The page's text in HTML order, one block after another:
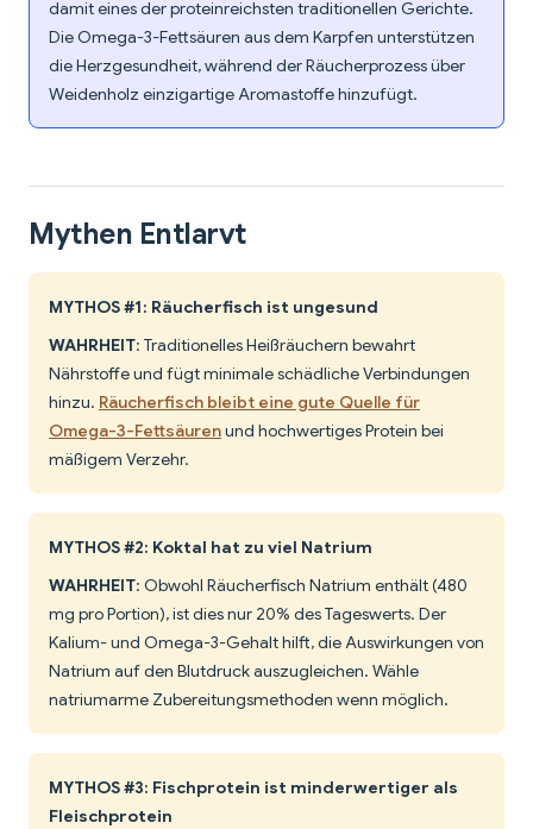
damit eines der proteinreichsten traditionellen Gerichte.
Die Omega-3-Fettsäuren aus dem Karpfen unterstützen
die Herzgesundheit, während der Räucherprozess über
Weidenholz einzigartige Aromastoffe hinzufügt.
Mythen Entlarvt
MYTHOS #1: Räucherfisch ist ungesund
WAHRHEIT: Traditionelles Heißräuchern bewahrt
Nährstoffe und fügt minimale schädliche Verbindungen
hinzu. Räucherfisch bleibt eine gute Quelle für
Omega-3-Fettsäurenund hochwertiges Protein bei
mäßigem Verzehr.
MYTHOS #2: Koktal hat zu viel Natrium
WAHRHEIT: Obwohl Räucherfisch Natrium enthält (480
mg pro Portion), ist dies nur 20% des Tageswerts. Der
Kalium- und Omega-3-Gehalt hilft, die Auswirkungen von
Natrium auf den Blutdruck auszugleichen. Wähle
natriumarme Zubereitungsmethoden wenn möglich.
MYTHOS #3: Fischprotein ist minderwertiger als
Fleischprotein